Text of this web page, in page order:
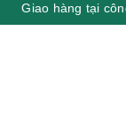
Giao hàng tại